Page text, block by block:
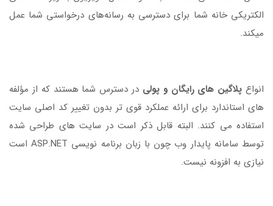
الکتریکی خانه شما برای دسترسی به رسانه‌های درخواستی شما عمل
میکند.
انواع پلاگین های رایگان و پولی در دسترس شما هستند که از مؤلفه
های استاندارد برای ارائه عملکرد قوی تر بدون تغییر کد اصلی سایت
استفاده می کنند. البته قابل ذکر است در سایت های طراحی شده
توسط سامانه پایدار وب چون با زبان برنامه نویسی ASP.NET است
نیازی به افزونه نیست.